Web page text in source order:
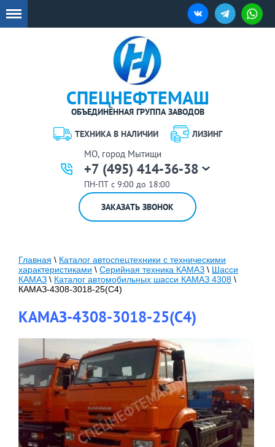
СПЕЦНЕФТЕМАШ
ОБЪЕДИНЁННАЯ ГРУППА ЗАВОДОВ
ТЕХНИКА В НАЛИЧИИ
ЛИЗИНГ
МО, город Мытищи
+7 (495) 414-36-38
ПН-ПТ с 9:00 до 18:00
ЗАКАЗАТЬ ЗВОНОК
Главная \ Каталог автоспецтехники с техническими
характеристиками \ Серийная техника КАМАЗ \ Шасси
КАМАЗ \ Каталог автомобильных шасси КАМАЗ 4308 \
КАМАЗ-4308-3018-25(С4)
КАМАЗ-4308-3018-25(С4)